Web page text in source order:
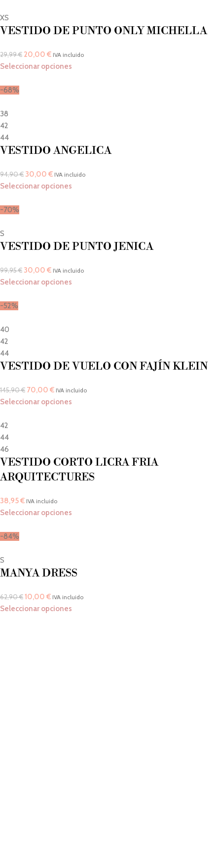
XS
VESTIDO DE PUNTO ONLY MICHELLA
29,99€ 20,00 € IVA incluido
Seleccionar opciones
-68%
38
42
44
VESTIDO ANGELICA
94,90€ 30,00 € IVA incluido
Seleccionar opciones
-70%
S
VESTIDO DE PUNTO JENICA
99,95€ 30,00 € IVA incluido
Seleccionar opciones
-52%
40
42
44
VESTIDO DE VUELO CON FAJÍN KLEIN
145,90€ 70,00 € IVA incluido
Seleccionar opciones
42
44
46
VESTIDO CORTO LICRA FRIA
ARQUITECTURES
38,95€ IVA incluido
Seleccionar opciones
-84%
S
MANYA DRESS
62,90€10,00 € IVA incluido
Seleccionar opciones